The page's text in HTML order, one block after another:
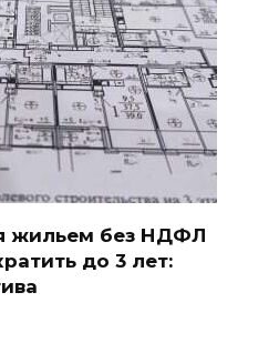
жильем без НДФЛ
до 3 лет: